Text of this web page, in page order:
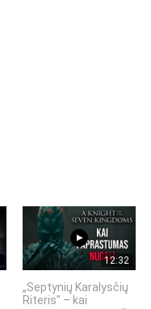
12:32
„Septynių Karalysčių
Riteris" – kai